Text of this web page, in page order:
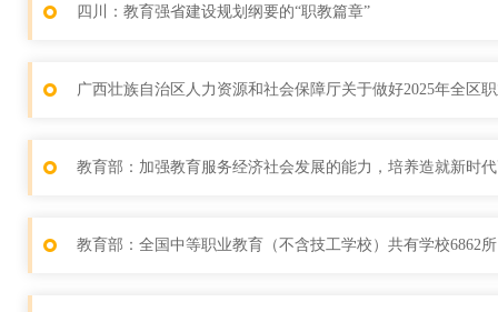
四川：教育强省建设规划纲要的“职教篇章”
广西壮族自治区人力资源和社会保障厅关于做好2025年全区
教育部：加强教育服务经济社会发展的能力，培养造就新时
教育部：全国中等职业教育（不含技工学校）共有学校6862